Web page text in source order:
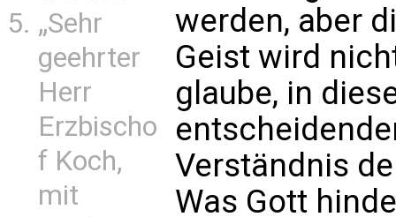
„Sehr
geehrter
Herr
Erzbischo
f Koch,
mit
werden, aber
Geist wird
glaube, in
Verständnis
Was Gott